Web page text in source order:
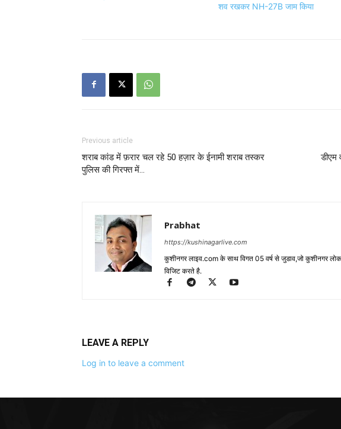
शव रखकर NH-27B जाम किया
Previous article
शराब कांड में फ़रार चल रहे 50 हज़ार के ईनामी शराब तस्कर
पुलिस की गिरफ्त में…
डीएम
Prabhat
https://kushinagarlive.com
कुशीनगर लाइव.com के साथ विगत 05 वर्ष से जुडाव,जो कुशीनगर
विजिट करते है.
LEAVE A REPLY
Log in to leave a comment